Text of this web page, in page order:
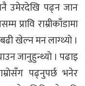
उमेरदेखि पढ्न जान
राम्रीकाँडामा
खेल्न मन लाग्थ्यो ।
जानुहुन्थ्यो । पढाइ
पढ्नुपर्छ भनेर